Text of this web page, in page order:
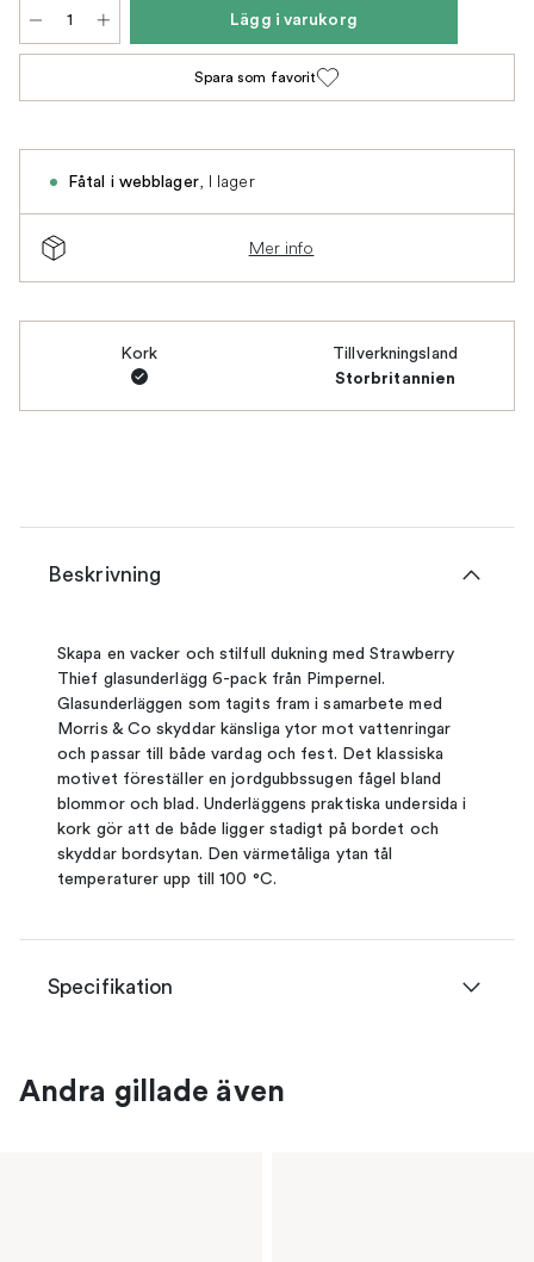
Lägg i varukorg
Spara som favorit
Fåtal i webblager, I lager
Mer info
Kork Tillverkningsland
Storbritannien
Beskrivning
Skapa en vacker och stilfull dukning med Strawberry
Thief glasunderlägg 6-pack från Pimpernel.
Glasunderläggen som tagits fram i samarbete med
Morris & Co skyddar känsliga ytor mot vattenringar
och passar till både vardag och fest. Det klassiska
motivet föreställer en jordgubbssugen fågel bland
blommor och blad. Underläggens praktiska undersida i
kork gör att de både ligger stadigt på bordet och
skyddar bordsytan. Den värmetåliga ytan tål
temperaturer upp till 100 °C.
Specifikation
Andra gillade även